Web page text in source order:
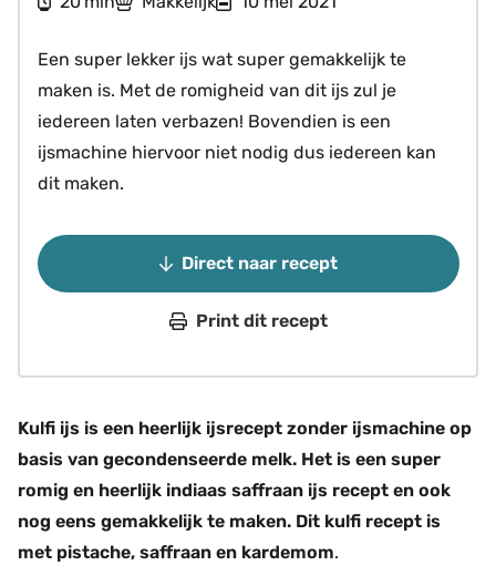
Een super lekker ijs wat super gemakkelijk te
maken is. Met de romigheid van dit ijs zul je
iedereen laten verbazen! Bovendien is een
ijsmachine hiervoor niet nodig dus iedereen kan
dit maken.
Direct naar recept
Print dit recept
Kulfi ijs is een heerlijk ijsrecept zonder ijsmachine op
basis van gecondenseerde melk. Het is een super
romig en heerlijk indiaas saffraan ijs recept en ook
nog eens gemakkelijk te maken. Dit kulfi recept is
met pistache, saffraan en kardemom.